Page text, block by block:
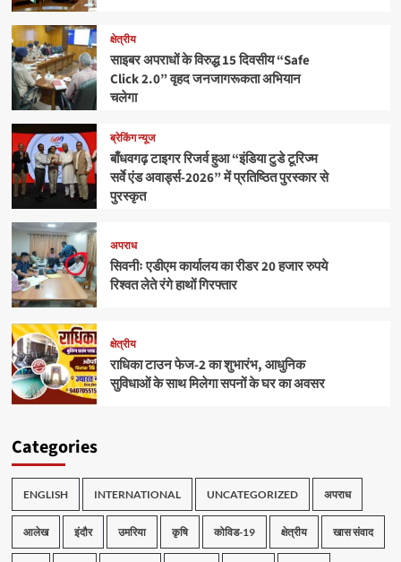
क्षेत्रीय
साइबर अपराधों के विरुद्ध 15 दिवसीय “Safe
Click 2.0” वृहद जनजागरूकता अभियान
चलेगा
ब्रेकिंग न्यूज
बाँधवगढ़ टाइगर रिजर्व हुआ “इंडिया टुडे टूरिज्म
सर्वे एंड अवार्ड्स-2026” में प्रतिष्ठित पुरस्कार से
पुरस्कृत
अपराध
सिवनीः एडीएम कार्यालय का रीडर 20 हजार रुपये
रिश्वत लेते रंगे हाथों गिरफ्तार
क्षेत्रीय
राधिका टाउन फेज-2 का शुभारंभ, आधुनिक
सुविधाओं के साथ मिलेगा सपनों के घर का अवसर
Categories
ENGLISH INTERNATIONAL UNCATEGORIZED अपराध
आलेख इंदौर उमरिया कृषि कोविड-19 क्षेत्रीय खास संवाद